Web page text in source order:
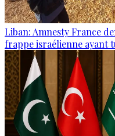
Liban: Amnesty France
frappe israélienne ayant